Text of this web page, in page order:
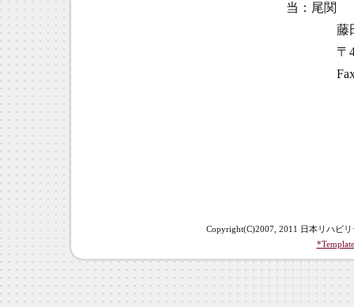
当：尾関
藤田医
〒470-
Fax：
Copyright(C)2007, 2011 日本リハビ